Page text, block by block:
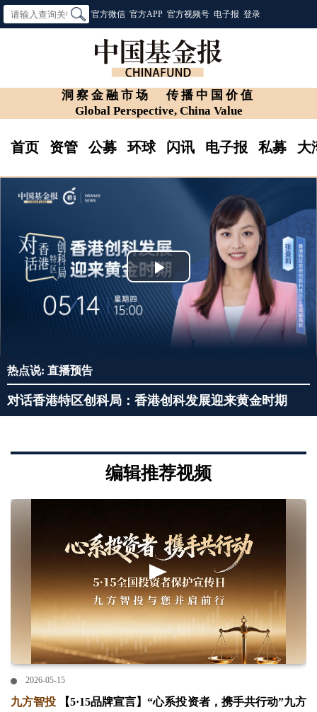
官方微信 官方APP 官方视频号 电子报 登录
洞察金融市场
传播中国价值
Global Perspective, China Value
首页 资管 公募 环球 闪讯 电子报 私募 大
Play
Video
热点说: 直播预告
对话香港特区创科局：香港创科发展迎来黄金时期
编辑推荐视频
2026-05-15
九方智投
【5·15品牌宣言】“心系投资者，携手共行动”九方